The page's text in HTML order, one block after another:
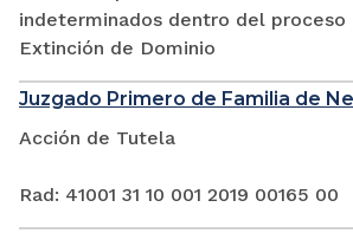
indeterminados dentro del proceso
Extinción de Dominio
Juzgado Primero de Familia de
Acción de Tutela
Rad: 41001 31 10 001 2019 00165 00